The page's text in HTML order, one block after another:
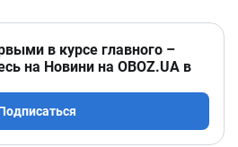
в курсе главного –
на Новини на OBOZ.UA в